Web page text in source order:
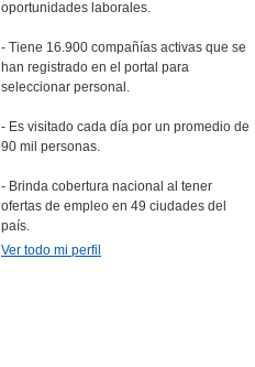
oportunidades laborales.
- Tiene 16.900 compañías activas que se
han registrado en el portal para
seleccionar personal.
- Es visitado cada día por un promedio de
90 mil personas.
- Brinda cobertura nacional al tener
ofertas de empleo en 49 ciudades del
país.
Ver todo mi perfil